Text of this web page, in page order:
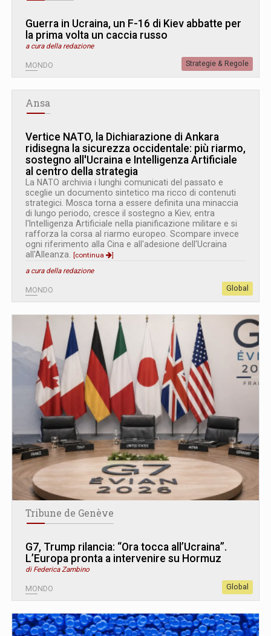
Guerra in Ucraina, un F-16 di Kiev abbatte per
la prima volta un caccia russo
a cura della redazione
MONDO Strategie & Regole
Ansa
Vertice NATO, la Dichiarazione di Ankara
ridisegna la sicurezza occidentale: più riarmo,
sostegno all'Ucraina e Intelligenza Artificiale
al centro della strategia
La NATO archivia i lunghi comunicati del passato e
sceglie un documento sintetico ma ricco di contenuti
strategici. Mosca torna a essere definita una minaccia
di lungo periodo, cresce il sostegno a Kiev, entra
l'Intelligenza Artificiale nella pianificazione militare e si
rafforza la corsa al riarmo europeo. Scompare invece
ogni riferimento alla Cina e all'adesione dell'Ucraina
all'Alleanza. [continua
]
a cura della redazione
MONDO Global
Tribune de Genève
G7, Trump rilancia: “Ora tocca all’Ucraina”.
L’Europa pronta a intervenire su Hormuz
di Federica Zambino
MONDO Global